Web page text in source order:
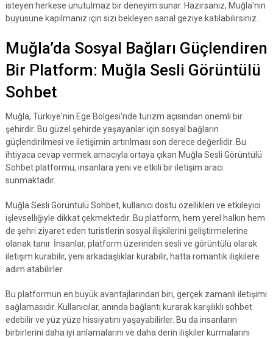
isteyen herkese unutulmaz bir deneyim sunar. Hazırsanız, Muğla'nın
büyüsüne kapılmanız için sizi bekleyen sanal geziye katılabilirsiniz.
Muğla’da Sosyal Bağları Güçlendiren
Bir Platform: Muğla Sesli Görüntülü
Sohbet
Muğla, Türkiye'nin Ege Bölgesi'nde turizm açısından önemli bir
şehirdir. Bu güzel şehirde yaşayanlar için sosyal bağların
güçlendirilmesi ve iletişimin artırılması son derece değerlidir. Bu
ihtiyaca cevap vermek amacıyla ortaya çıkan Muğla Sesli Görüntülü
Sohbet platformu, insanlara yeni ve etkili bir iletişim aracı
sunmaktadır.
Muğla Sesli Görüntülü Sohbet, kullanıcı dostu özellikleri ve etkileyici
işlevselliğiyle dikkat çekmektedir. Bu platform, hem yerel halkın hem
de şehri ziyaret eden turistlerin sosyal ilişkilerini geliştirmelerine
olanak tanır. İnsanlar, platform üzerinden sesli ve görüntülü olarak
iletişim kurabilir, yeni arkadaşlıklar kurabilir, hatta romantik ilişkilere
adım atabilirler.
Bu platformun en büyük avantajlarından biri, gerçek zamanlı iletişimi
sağlamasıdır. Kullanıcılar, anında bağlantı kurarak karşılıklı sohbet
edebilir ve yüz yüze hissiyatını yaşayabilirler. Bu da insanların
birbirlerini daha iyi anlamalarını ve daha derin ilişkiler kurmalarını